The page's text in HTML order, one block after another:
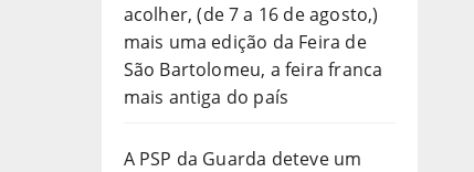
acolher, (de 7 a 16 de agosto,)
mais uma edição da Feira de
São Bartolomeu, a feira franca
mais antiga do país
A PSP da Guarda deteve um